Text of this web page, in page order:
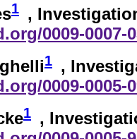
1 ,
0009-0007-
1 ,
0009-0005-
1 ,